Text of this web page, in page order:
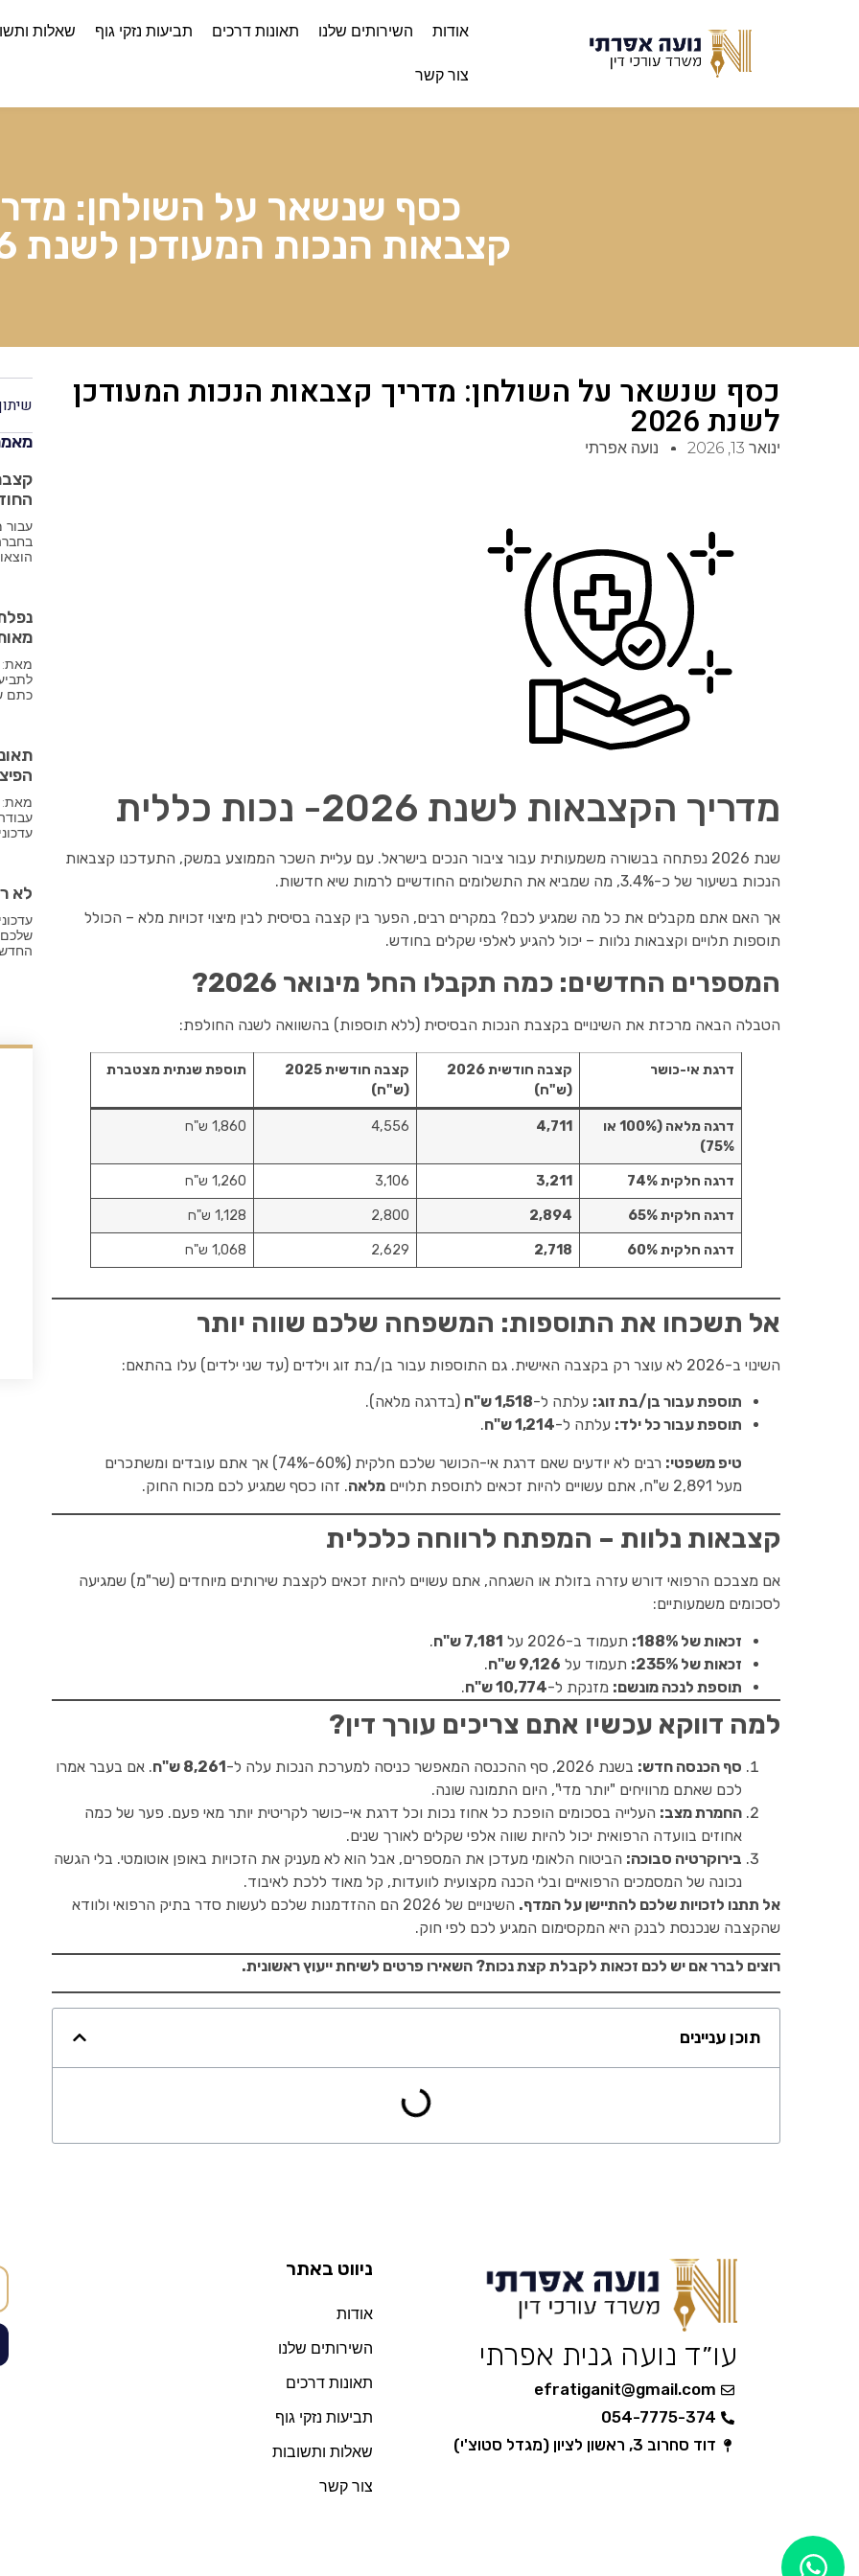
אודות השירותים שלנו תאונות דרכים תביעות נזקי גוף שאלות
צור קשר
כסף שנשאר על השולחן:
קצבאות הנכות המעודכן לשנת 2026
כסף שנשאר על השולחן: מדריך קצבאות הנכות המעודכן
לשנת 2026
ינואר 13, 2026 נועה אפרתי
מדריך הקצבאות לשנת 2026- נכות כללית
שנת 2026 נפתחה בבשורה משמעותית עבור ציבור הנכים בישראל. עם עליית השכר הממוצע במשק, התעדכנו קצבאות
הנכות בשיעור של כ-3.4%, מה שמביא את התשלומים החודשיים לרמות שיא חדשות.
אך האם אתם מקבלים את כל מה שמגיע לכם? במקרים רבים, הפער בין קצבה בסיסית לבין מיצוי זכויות מלא – הכולל
תוספות תלויים וקצבאות נלוות – יכול להגיע לאלפי שקלים בחודש.
המספרים החדשים: כמה תקבלו החל מינואר 2026?
הטבלה הבאה מרכזת את השינויים בקצבת הנכות הבסיסית (ללא תוספות) בהשוואה לשנה החולפת:
דרגת אי-כושר
קצבה חודשית 2026
(ש"ח)
קצבה חודשית 2025
(ש"ח)
תוספת שנתית מצטברת
דרגה מלאה (100% או
75%)
4,711
4,556 1,860 ש"ח
דרגה חלקית 74% 3,211
3,106 1,260 ש"ח
דרגה חלקית 65% 2,894
2,800 1,128 ש"ח
דרגה חלקית 60% 2,718
2,629 1,068 ש"ח
אל תשכחו את התוספות: המשפחה שלכם שווה יותר
השינוי ב-2026 לא עוצר רק בקצבה האישית. גם התוספות עבור בן/בת זוג וילדים (עד שני ילדים) עלו בהתאם:
תוספת עבור בן/בת זוג: עלתה ל-1,518 ש"ח
(בדרגה מלאה).
תוספת עבור כל ילד: עלתה ל-1,214 ש"ח .
טיפ משפטי:
רבים לא יודעים שאם דרגת אי-הכושר שלכם חלקית (60%-74%) אך אתם עובדים ומשתכרים
מעל 2,891 ש"ח, אתם עשויים להיות זכאים לתוספת תלויים
מלאה. זהו כסף שמגיע לכם מכוח החוק.
קצבאות נלוות – המפתח לרווחה כלכלית
אם מצבכם הרפואי דורש עזרה בזולת או השגחה, אתם עשויים להיות זכאים לקצבת שירותים מיוחדים (שר"מ) שמגיעה
לסכומים משמעותיים:
זכאות של 188%: תעמוד ב-2026 על 7,181 ש"ח
.
זכאות של 235%:
תעמוד על 9,126 ש"ח
.
תוספת לנכה מונשם: מזנקת ל-10,774 ש"ח .
למה דווקא עכשיו אתם צריכים עורך דין?
סף הכנסה חדש: בשנת 2026, סף ההכנסה המאפשר כניסה למערכת הנכות עלה ל- 8,261 ש"ח
. אם בעבר אמרו
לכם שאתם מרוויחים "יותר מדי", היום התמונה שונה.
החמרת מצב: העלייה בסכומים הופכת כל אחוז נכות וכל דרגת אי-כושר לקריטית יותר מאי פעם. פער של כמה
אחוזים בוועדה הרפואית יכול להיות שווה אלפי שקלים לאורך שנים.
בירוקרטיה סבוכה: הביטוח הלאומי מעדכן את המספרים, אבל הוא לא מעניק את הזכויות באופן אוטומטי. בלי הגשה
נכונה של המסמכים הרפואיים ובלי הכנה מקצועית לוועדות, קל מאוד ללכת לאיבוד.
אל תתנו לזכויות שלכם להתיישן על המדף.
השינויים של 2026 הם ההזדמנות שלכם לעשות סדר בתיק הרפואי ולוודא
שהקצבה שנכנסת לבנק היא המקסימום המגיע לכם לפי חוק.
רוצים לברר אם יש לכם זכאות לקבלת קצת נכות? השאירו פרטים לשיחת ייעוץ ראשונית.
תוכן עניינים
עבור
מאת:
כתם
מאת:
לא
עו״ד נועה גנית אפרתי
efratiganit@gmail.com
054-7775-374
דוד סחרוב 3, ראשון לציון (מגדל סטוצ'י)
ניווט באתר
אודות
השירותים שלנו
תאונות דרכים
תביעות נזקי גוף
שאלות ותשובות
צור קשר